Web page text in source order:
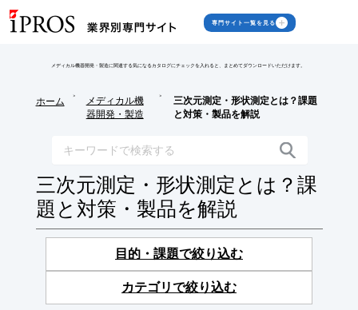
専門サイト一覧を見る
メディカル機器開発・製造に関連する気になるカタログにチェックを入れると、まとめてダウンロードいただけます。
ホーム
>
メディカル機
器開発・製造
>
三次元測定・形状測定とは？課題
と対策・製品を解説
三次元測定・形状測定とは？課
題と対策・製品を解説
目的・課題で絞り込む
カテゴリで絞り込む